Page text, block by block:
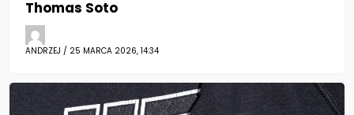
Thomas Soto
ANDRZEJ / 25 MARCA 2026, 14:34